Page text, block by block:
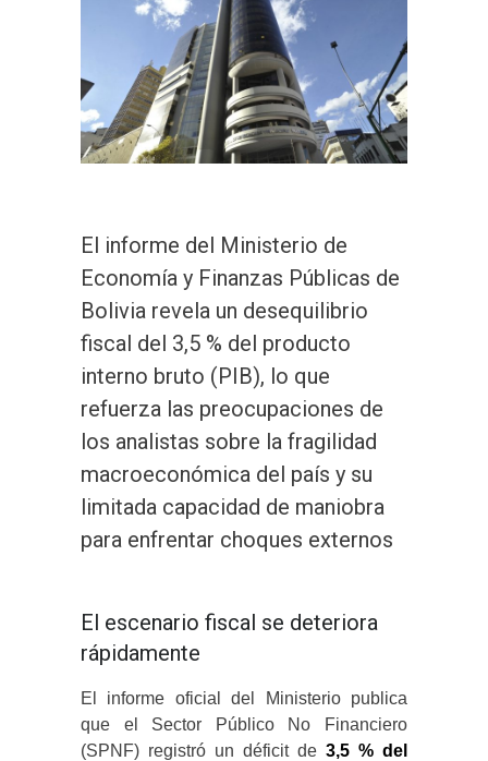
El informe del Ministerio de
Economía y Finanzas Públicas de
Bolivia revela un desequilibrio
fiscal del 3,5 % del producto
interno bruto (PIB), lo que
refuerza las preocupaciones de
los analistas sobre la fragilidad
macroeconómica del país y su
limitada capacidad de maniobra
para enfrentar choques externos
El escenario fiscal se deteriora
rápidamente
El informe oficial del Ministerio publica
que el Sector Público No Financiero
(SPNF) registró un déficit de 3,5 % del